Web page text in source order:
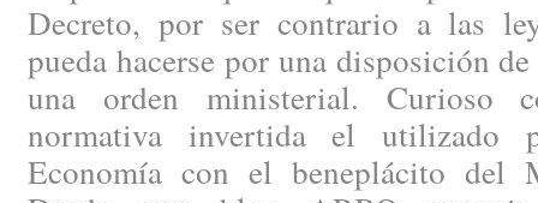
Decreto, por ser contrario a las
pueda hacerse por una disposición
una orden ministerial. Curioso
normativa invertida el
Economía con el beneplácito del